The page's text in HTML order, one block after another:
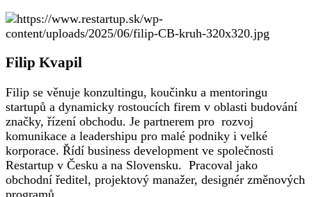
Filip Kvapil
Filip se věnuje konzultingu, koučinku a mentoringu
startupů a dynamicky rostoucích firem v oblasti budování
značky, řízení obchodu. Je partnerem pro rozvoj
komunikace a leadershipu pro malé podniky i velké
korporace. Řídí business development ve společnosti
Restartup v Česku a na Slovensku. Pracoval jako
obchodní ředitel, projektový manažer, designér změnových
programů.